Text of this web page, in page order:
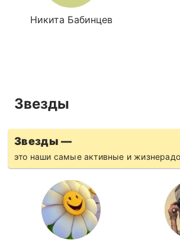
Никита Бабинцев
Звезды
Звезды —
это наши самые активные и